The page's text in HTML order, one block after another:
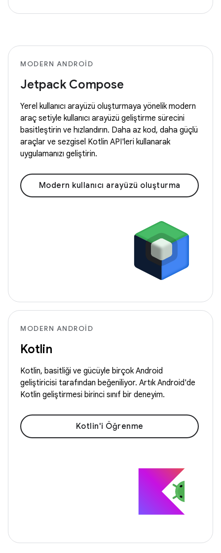
MODERN ANDROID
Jetpack Compose
Yerel kullanıcı arayüzü oluşturmaya yönelik modern
araç setiyle kullanıcı arayüzü geliştirme sürecini
basitleştirin ve hızlandırın. Daha az kod, daha güçlü
araçlar ve sezgisel Kotlin API'leri kullanarak
uygulamanızı geliştirin.
Modern kullanıcı arayüzü oluşturma
MODERN ANDROID
Kotlin
Kotlin, basitliği ve gücüyle birçok Android
geliştiricisi tarafından beğeniliyor. Artık Android'de
Kotlin geliştirmesi birinci sınıf bir deneyim.
Kotlin'i Öğrenme